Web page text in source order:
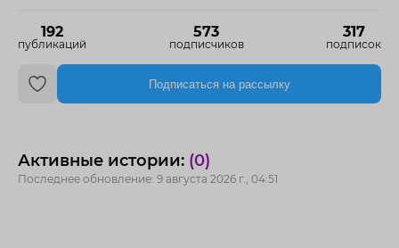
192
публикаций
573
подписчиков
317
подписок
Подписаться на рассылку
Активные истории: (0)
Последнее обновление: 9 августа 2026 г., 04:51